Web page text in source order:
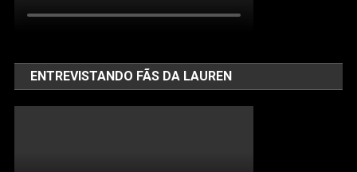
ENTREVISTANDO FÃS DA LAUREN